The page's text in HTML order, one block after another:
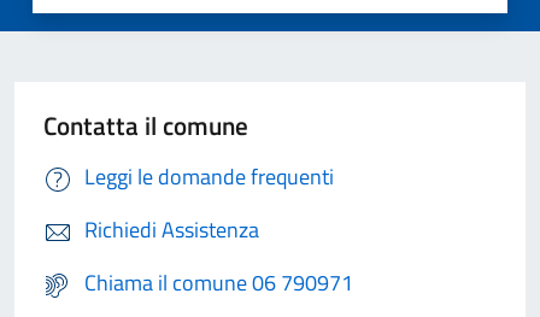
Contatta il comune
Leggi le domande frequenti
Richiedi Assistenza
Chiama il comune 06 790971